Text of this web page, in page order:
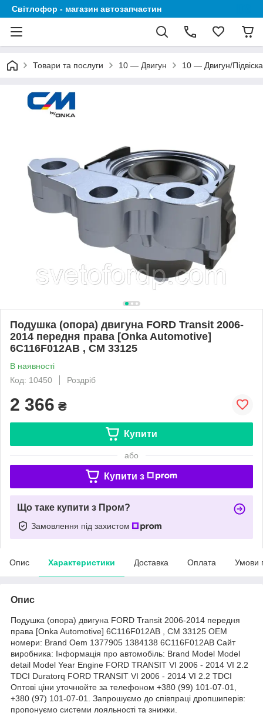
Світлофор - магазин автозапчастин
Товари та послуги 10 — Двигун 10 — Двигун/
Подушка (опора) двигуна FORD Transit 2006-
2014 передня права [Onka Automotive]
6C116F012AB , CM 33125
В наявності
Код: 10450
Роздріб
2 366 ₴
Купити
або
Купити з
Що таке купити з Пром?
Замовлення під захистом
Опис Характеристики Доставка Оплата Умови
Опис
Подушка (опора) двигуна FORD Transit 2006-2014 передня
права [Onka Automotive] 6C116F012AB , CM 33125 OEM
номери: Brand Oem 1377905 1384138 6C116F012AB Сайт
виробника: Інформація про автомобіль: Brand Model Model
detail Model Year Engine FORD TRANSIT VI 2006 - 2014 VI 2.2
TDCI Duratorq FORD TRANSIT VI 2006 - 2014 VI 2.2 TDCI
Оптові ціни уточнюйте за телефоном +380 (99) 101-07-01,
+380 (97) 101-07-01. Запрошуємо до співпраці дропшиперів:
пропонуємо системи лояльності та знижки.